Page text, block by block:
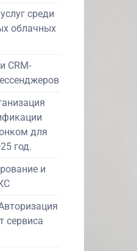
среди
облачных
CRM-
для
год.
и
сервиса